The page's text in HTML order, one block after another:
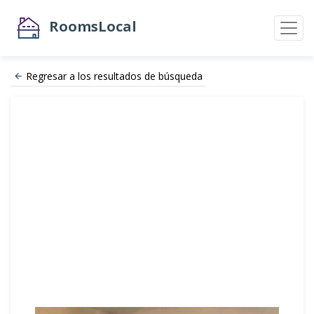
RoomsLocal
Regresar a los resultados de búsqueda